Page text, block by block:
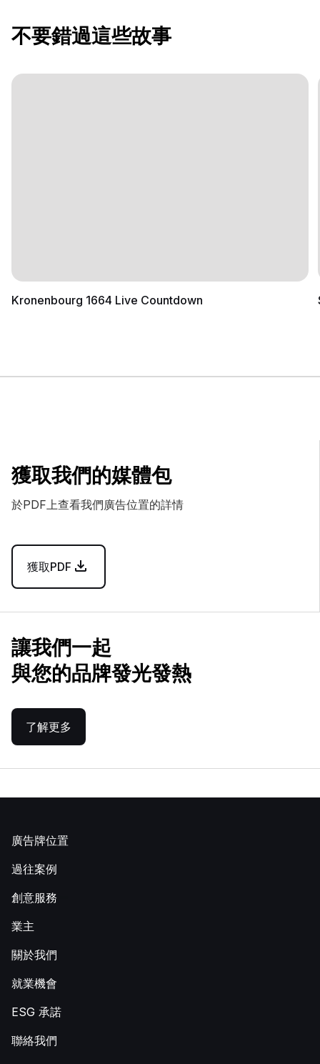
不要錯過這些故事
Kronenbourg 1664 Live Countdown
獲取我們的媒體包
於PDF上查看我們廣告位置的詳情
獲取PDF
讓我們一起
與您的品牌發光發熱
了解更多
廣告牌位置
過往案例
創意服務
業主
關於我們
就業機會
ESG 承諾
聯絡我們